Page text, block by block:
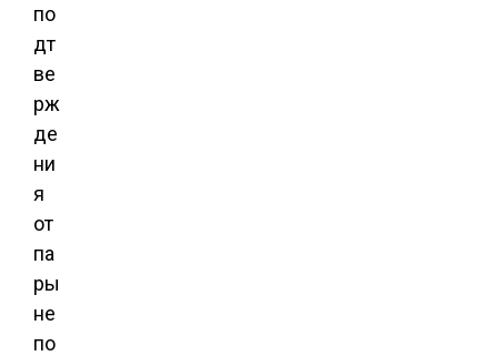
по
дт
ве
рж
де
ни
я
от
па
ры
не
по